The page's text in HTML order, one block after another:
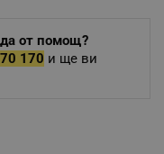
от помощ?
170 и ще ви